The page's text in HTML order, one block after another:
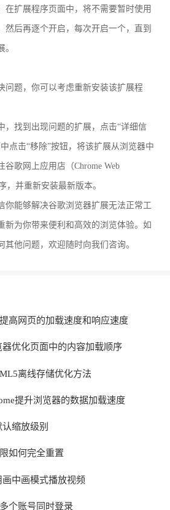
在扩展程序页面中，将不需要暂时使用
然后再逐个开启，每次开启一个，直到
问题，你可以考虑重新安装该扩展程
，找到出现问题的扩展，点击“详细信
点击“移除”按钮，将该扩展从浏览器中
歌网上应用店（Chrome Web
，并重新安装最新版本。
你能够解决谷歌浏览器扩展无法正常工
新为你带来便利和高效的浏览体验。如
其他问题，欢迎随时向我们咨询。
高网页的加载速度和响应速度
器优化页面中的内容加载顺序
离线存储优化方法
提升浏览器的数据加载速度
缩放级别
如何完全重置
中画模式播放视频
个账号同时登录